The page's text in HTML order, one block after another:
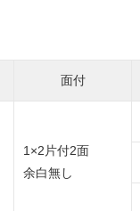
面付
1×2片付2面
余白無し